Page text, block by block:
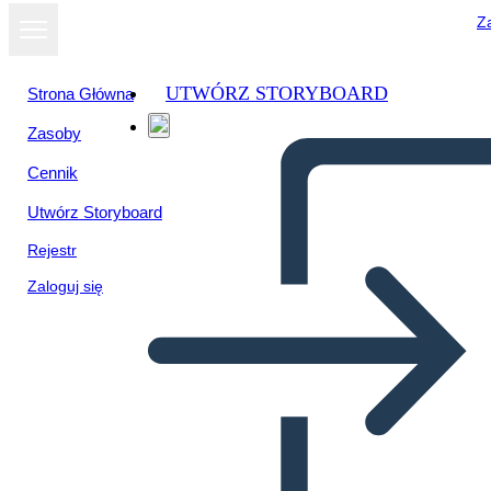
Strona Główna
Zasoby
Cennik
Utwórz Storyboard
Rejestr
Zaloguj się
UTWÓRZ STORYBOARD